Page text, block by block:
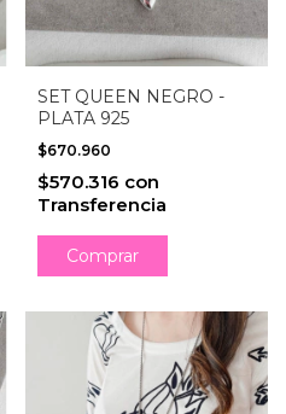
SET QUEEN NEGRO -
PLATA 925
$670.960
$570.316 con
Transferencia